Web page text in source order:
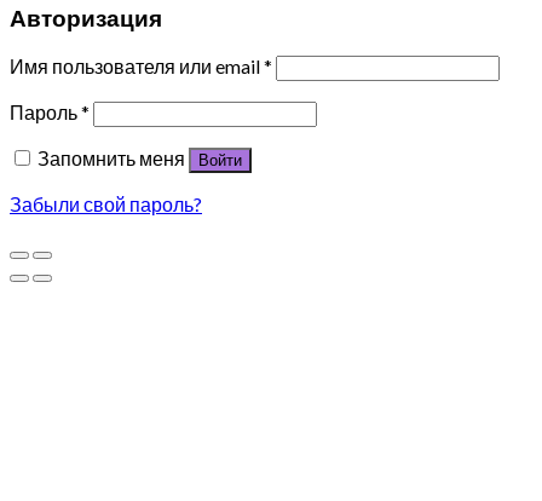
Авторизация
Имя пользователя или email*
Пароль*
Запомнить меня
Войти
Забыли свой пароль?